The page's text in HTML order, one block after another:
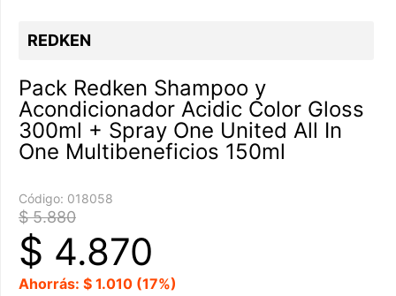
REDKEN
Pack Redken Shampoo y
Acondicionador Acidic Color Gloss
300ml + Spray One United All In
One Multibeneficios 150ml
Código: 018058
$ 5.880
$ 4.870
Ahorrás: $ 1.010 (17%)